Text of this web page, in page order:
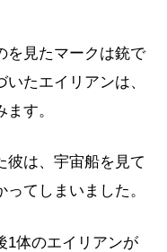
を見たマークは銃で
たエイリアンは、
す。
彼は、宇宙船を見て
てしまいました。
1体のエイリアンが